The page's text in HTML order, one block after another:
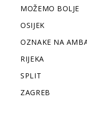
MOŽEMO BOLJE
OSIJEK
OZNAKE NA
RIJEKA
SPLIT
ZAGREB